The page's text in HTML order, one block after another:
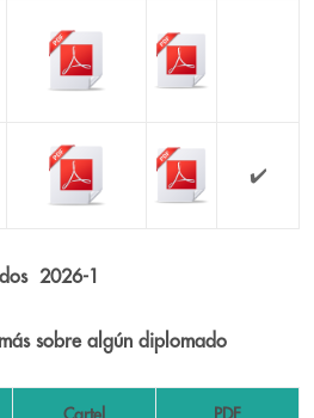
✔️
2026-1
sobre algún diplomado
Cartel PDF